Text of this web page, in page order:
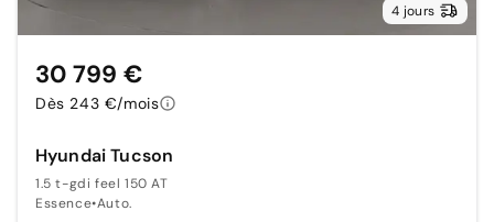
4 jours
Hyundai Tucson
1.5 t-gdi feel 150 AT
Essence•Auto.
30 799 €
Dès 243 €/mois